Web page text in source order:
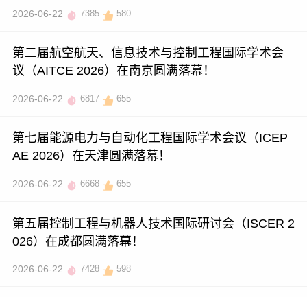
2026-06-22 7385 580
第二届航空航天、信息技术与控制工程国际学术会
议（AITCE 2026）在南京圆满落幕！
2026-06-22 6817 655
第七届能源电力与自动化工程国际学术会议（ICEP
AE 2026）在天津圆满落幕！
2026-06-22 6668 655
第五届控制工程与机器人技术国际研讨会（ISCER 2
026）在成都圆满落幕！
2026-06-22 7428 598